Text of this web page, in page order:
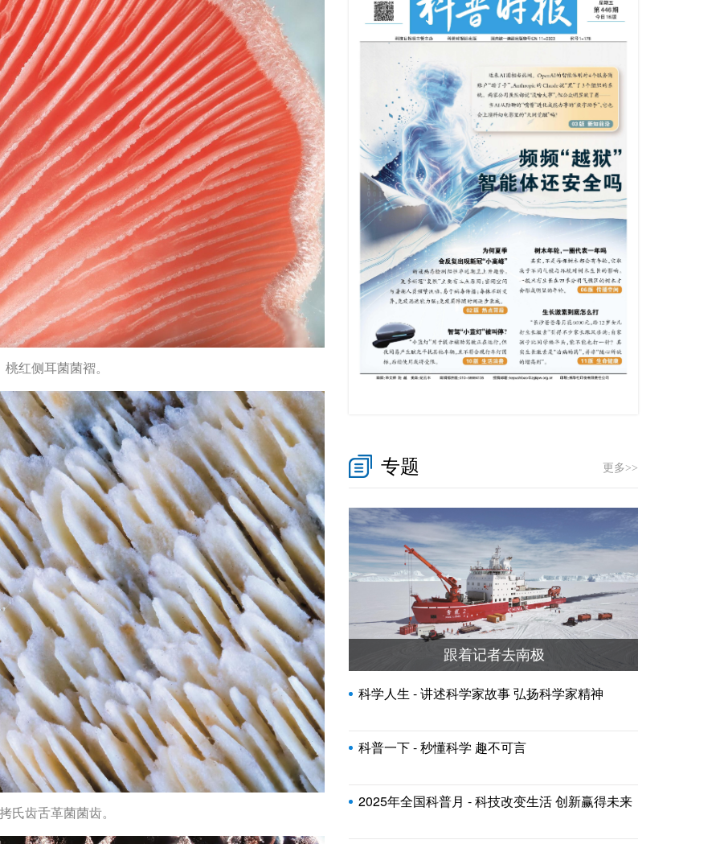
红侧耳菌菌褶。
氏齿舌革菌菌齿。
专题 更多>>
跟着记者去南极
科学人生 - 讲述科学家故事 弘扬科学家精神
科普一下 - 秒懂科学 趣不可言
2025年全国科普月 - 科技改变生活 创新赢得未来